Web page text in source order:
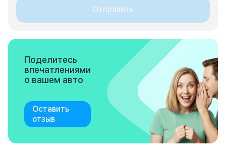
Отправить
Поделитесь
впечатлениями
о вашем авто
Оставить
отзыв